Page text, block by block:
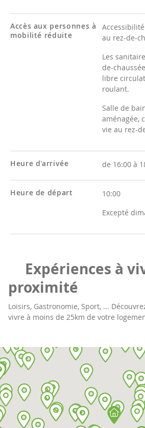
Accès aux personnes à
mobilité réduite
au rez-de-
Les
de-
libre
roulant.
Salle de
aménagée,
vie au rez-
Heure d'arrivée de 16:00 à
Heure de départ
10:00
Excepté
Expériences à
proximité
Loisirs, Gastronomie, Sport, ...
vivre à moins de 25km de votre